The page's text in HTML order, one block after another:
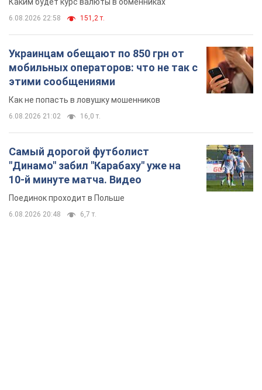
Каким будет курс валюты в обменниках
6.08.2026 22:58 151,2 т.
Украинцам обещают по 850 грн от
мобильных операторов: что не так с
этими сообщениями
Как не попасть в ловушку мошенников
6.08.2026 21:02 16,0 т.
Самый дорогой футболист
"Динамо" забил "Карабаху" уже на
10-й минуте матча. Видео
Поединок проходит в Польше
6.08.2026 20:48 6,7 т.